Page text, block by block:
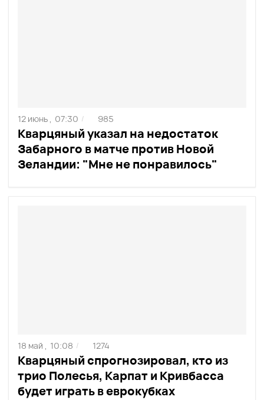
Кварцяный указал на недостаток
Забарного в матче против Новой
Зеландии: "Мне не понравилось"
12 июнь , 07:30 / 985
Кварцяный спрогнозировал, кто из
трио Полесья, Карпат и Кривбасса
будет играть в еврокубках
18 май , 10:08 / 1274